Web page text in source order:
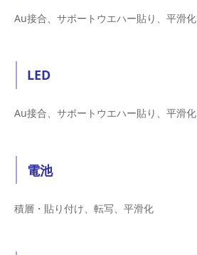
Au接合、サポートウエハー貼り、平滑化
LED
Au接合、サポートウエハー貼り、平滑化
電池
積層・貼り付け、転写、平滑化